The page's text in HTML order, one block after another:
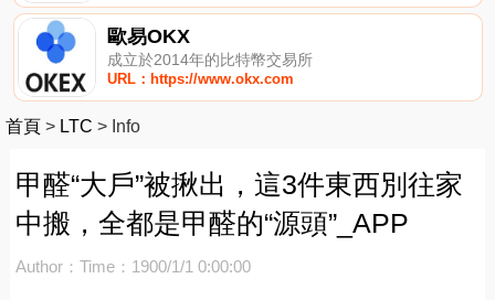
歐易OKX
成立於2014年的比特幣交易所
URL：https://www.okx.com
首頁 > LTC > Info
甲醛“大戶”被揪出，這3件東西別往家
中搬，全都是甲醛的“源頭”_APP
Author： Time：1900/1/1 0:00:00